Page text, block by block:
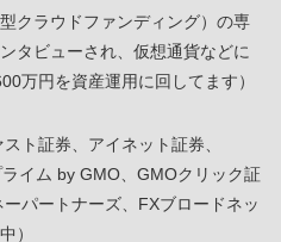
フダン」の専門家として証券会
います